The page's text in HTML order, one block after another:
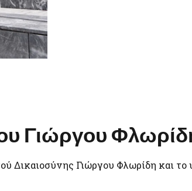
Γιώργου
Δικαιοσύνης Γιώργου Φλωρίδη και το